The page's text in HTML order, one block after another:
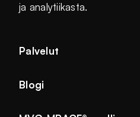
ja analytiikasta.
Palvelut
Blogi